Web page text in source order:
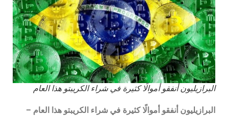
البرازيليون أنفقو أموالًا كثيرة في شراء الكريبتو هذا العام
البرازيليون أنفقو أموالًا كثيرة في شراء الكريبتو هذا العام –